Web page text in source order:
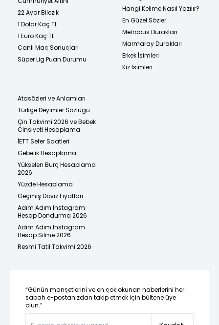
22 Ayar Bilezik
1 Dolar Kaç TL
1 Euro Kaç TL
Canlı Maç Sonuçları
Süper Lig Puan Durumu
Hangi Kelime Nasıl Yazılır?
En Güzel Sözler
Metrobüs Durakları
Marmaray Durakları
Erkek İsimleri
Kız İsimleri
Atasözleri ve Anlamları
Türkçe Deyimler Sözlüğü
Çin Takvimi 2026 ve Bebek
Cinsiyeti Hesaplama
İETT Sefer Saatleri
Gebelik Hesaplama
Yükselen Burç Hesaplama
2026
Yüzde Hesaplama
Geçmiş Döviz Fiyatları
Adım Adım Instagram
Hesap Dondurma 2026
Adım Adım Instagram
Hesap Silme 2026
Resmi Tatil Takvimi 2026
“Günün manşetlerini ve en çok okunan haberlerini her
sabah e-postanızdan takip etmek için bültene üye
olun.”